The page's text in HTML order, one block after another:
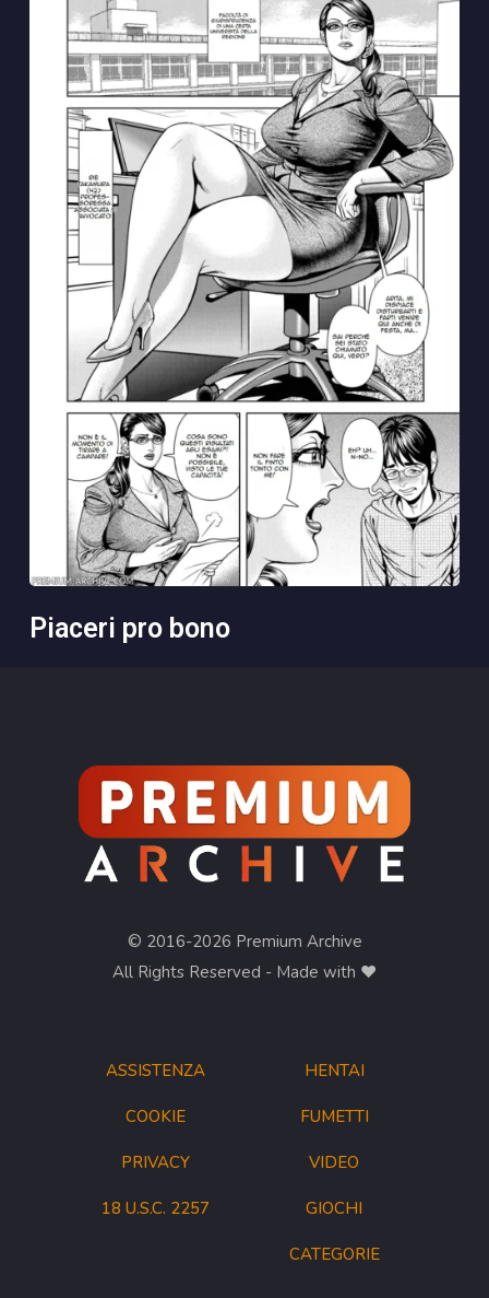
piaceri pro bono
ASSISTENZA
COOKIE
PRIVACY
18 U.S.C. 2257
© 2016-2026 Premium Archive
All Rights Reserved - Made with ❤︎
HENTAI
FUMETTI
VIDEO
GIOCHI
CATEGORIE